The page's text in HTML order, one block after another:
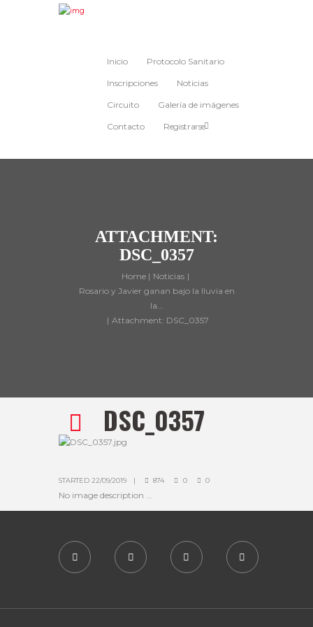
Inicio Protocolo Sanitario
Inscripciones Noticias
Circuito Galería de imágenes
Contacto Registrarse
ATTACHMENT:
DSC_0357
Home
Noticias
Rosario y Javier ganan bajo la lluvia en
la...
Attachment: DSC_0357
DSC_0357
STARTED 22/09/2019 874 0 0
No image description ...